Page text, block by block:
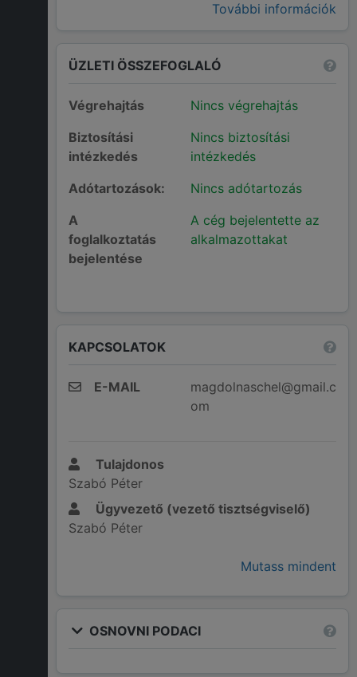
További információk
ÜZLETI ÖSSZEFOGLALÓ
Végrehajtás
Nincs végrehajtás
Biztosítási
intézkedés
Nincs biztosítási
intézkedés
Adótartozások:
Nincs adótartozás
A
foglalkoztatás
bejelentése
A cég bejelentette az
alkalmazottakat
KAPCSOLATOK
E-MAIL
magdolnaschel@gmail.c
om
Tulajdonos
Szabó Péter
Ügyvezető (vezető tisztségviselő)
Szabó Péter
Mutass mindent
OSNOVNI PODACI